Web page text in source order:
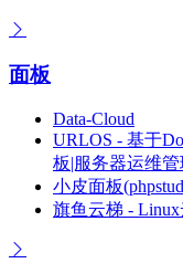
面板
Data-Cloud
URLOS - 基于
板|服务器运维管
小皮面板
旗鱼云梯 - Linux